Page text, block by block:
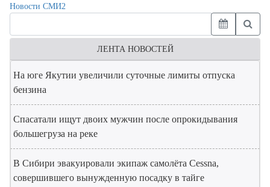
Новости СМИ2
ЛЕНТА НОВОСТЕЙ
На юге Якутии увеличили суточные лимиты отпуска
бензина
Спасатали ищут двоих мужчин после опрокидывания
большегруза на реке
В Сибири эвакуировали экипаж самолёта Cessna,
совершившего вынужденную посадку в тайге